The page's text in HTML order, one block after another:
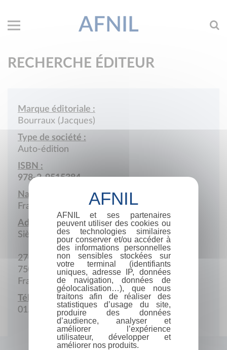
AFNIL
RECHERCHE ÉDITEUR
Marque éditoriale :
Bourraux (Jacques)
Type de société :
Auto-édition
ISBN :
978-2-9515384
Nationalité :
France
Adresse :
Siège social
27 Rue Ginoux
75015 Paris
France
Téléphone :
01.45.77.43.84
AFNIL et ses partenaires
peuvent utiliser des cookies ou
des technologies similaires
pour conserver et/ou accéder à
des informations personnelles
non sensibles stockées sur
votre terminal (identifiants
uniques, adresse IP, données
de navigation, données de
géolocalisation…), que nous
traitons afin de réaliser des
statistiques d’usage du site,
produire des données
d’audience, analyser et
améliorer l’expérience
utilisateur, développer et
améliorer nos produits.